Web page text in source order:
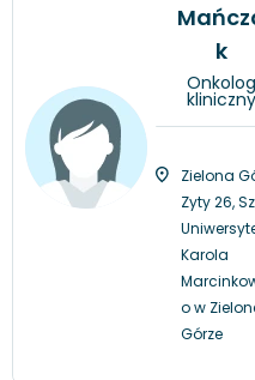
k
Onkolog
kliniczny
Zielona
Zyty 26,
Karola
o w
Górze